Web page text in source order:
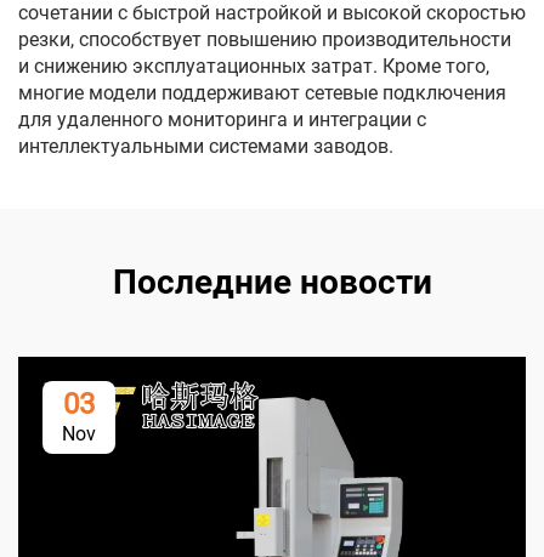
сочетании с быстрой настройкой и высокой скоростью
резки, способствует повышению производительности
и снижению эксплуатационных затрат. Кроме того,
многие модели поддерживают сетевые подключения
для удаленного мониторинга и интеграции с
интеллектуальными системами заводов.
Последние новости
03
Nov